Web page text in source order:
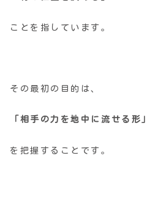
ことを指しています。
その最初の目的は、
「相手の力を地中に流せる形」
を把握することです。